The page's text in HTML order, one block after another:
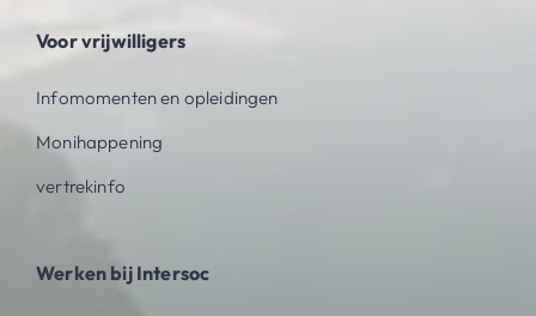
Voor vrijwilligers
Infomomenten en opleidingen
Monihappening
vertrekinfo
Werken bij Intersoc